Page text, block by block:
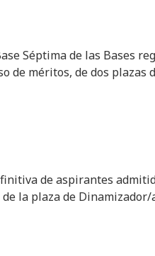
Séptima de las Bases
de méritos, de dos plazas
de aspirantes
la plaza de